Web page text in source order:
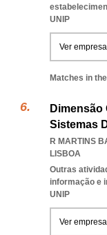
UNIP
Ver empresa
Matches in
Dimensão
Sistemas
R MARTINS
LISBOA
Outras
informação e
UNIP
Ver empresa